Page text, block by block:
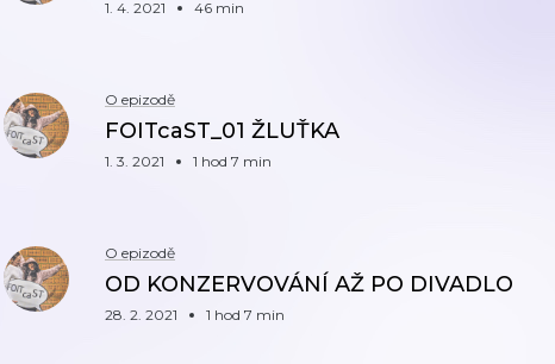
1. 4. 2021 46 min
O epizodě
FOITcaST_01 ŽLUŤKA
1. 3. 2021 1 hod 7 min
O epizodě
OD KONZERVOVÁNÍ AŽ PO DIVADLO
28. 2. 2021 1 hod 7 min